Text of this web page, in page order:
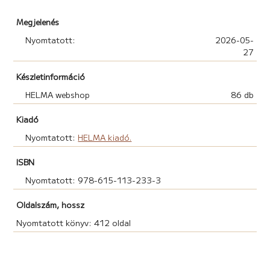
https://www.instagram.com/duckshellofficial
Vásárold meg a könyvet, és olvasd be a QR-kódot az
Megjelenés
Nyomtatott:
2026-05-
27
Készletinformáció
HELMA webshop
86 db
Kiadó
Nyomtatott: HELMA kiadó.
ISBN
Nyomtatott: 978-615-113-233-3
Oldalszám, hossz
Nyomtatott könyv: 412 oldal